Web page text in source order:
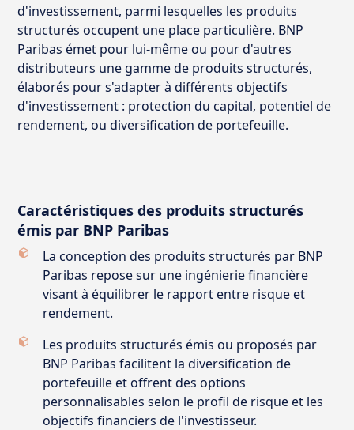
d'investissement, parmi lesquelles les produits
structurés occupent une place particulière. BNP
Paribas émet pour lui-même ou pour d'autres
distributeurs une gamme de produits structurés,
élaborés pour s'adapter à différents objectifs
d'investissement : protection du capital, potentiel de
rendement, ou diversification de portefeuille.
Caractéristiques des produits structurés
émis par BNP Paribas
La conception des produits structurés par BNP
Paribas repose sur une ingénierie financière
visant à équilibrer le rapport entre risque et
rendement.
Les produits structurés émis ou proposés par
BNP Paribas facilitent la diversification de
portefeuille et offrent des options
personnalisables selon le profil de risque et les
objectifs financiers de l'investisseur.